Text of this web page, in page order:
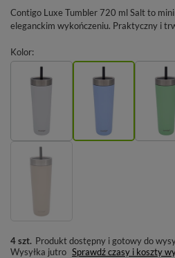
Contigo Luxe Tumbler 720 ml Salt to
eleganckim wykończeniu. Praktyczny i
Kolor
4 szt. Produkt dostępny i gotowy do
Wysyłka jutro Sprawdź czasy i koszty